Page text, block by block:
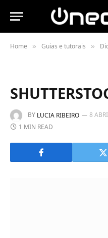
Home » Guias e tutorais »
BY LUCIA RIBEIRO 8
1 MIN READ